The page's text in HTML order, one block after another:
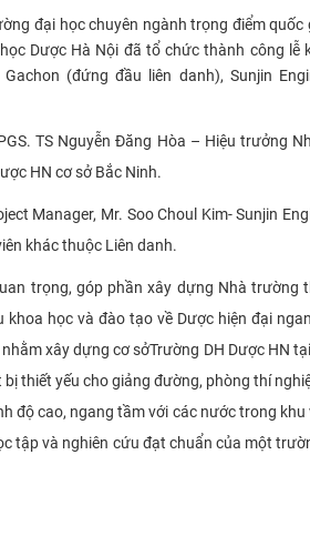
đại học chuyên ngành trọng điểm quốc
Dược Hà Nội đã tổ chức thành công lễ
(đứng đầu liên danh), Sunjin
TS Nguyễn Đăng Hòa – Hiệu trưởng
HN cơ sở Bắc Ninh.
Manager, Mr. Soo Choul Kim- Sunjin
khác thuộc Liên danh.
trọng, góp phần xây dựng Nhà trường
học và đào tạo về Dược hiện đại
xây dựng cơ sởTrường DH Dược HN
thiết yếu cho giảng đường, phòng thí
độ cao, ngang tầm với các nước trong khu
tập và nghiên cứu đạt chuẩn của một